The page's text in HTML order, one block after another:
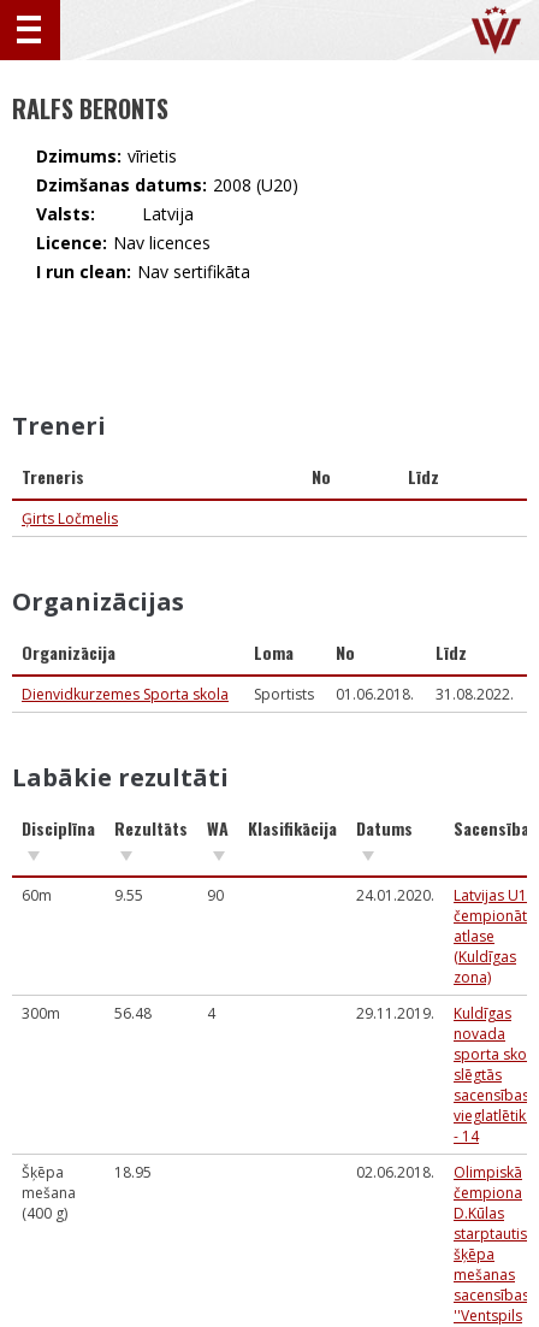
RALFS BERONTS
Dzimums: vīrietis
Dzimšanas datums: 2008 (U20)
Valsts:
🇱🇻 Latvija
Licence: Nav licences
I run clean: Nav sertifikāta
Treneri
Treneris No Līdz
Ģirts Ločmelis
Organizācijas
Organizācija Loma No Līdz
Dienvidkurzemes Sporta skola Sportists 01.06.2018. 31.08.2022.
Labākie rezultāti
Disciplīna Rezultāts WA Klasifikācija Datums Sacensības
60m 9.55 90 24.01.2020.
Latvijas U14
čempionāta
atlase
(Kuldīgas
zona)
300m
56.48 4 29.11.2019.
Kuldīgas
novada
sporta
slēgtās
sacensības
vieglatlētikā
- 14
Šķēpa
mešana
(400 g)
18.95 02.06.2018.
Olimpiskā
čempiona
D.Kūlas
šķēpa
mešanas
sacensības
''Ventspils